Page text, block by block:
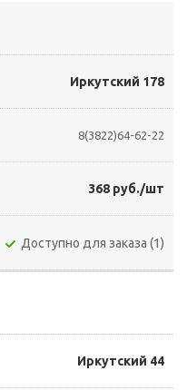
Иркутский 178
8(3822)64-62-22
368 руб./шт
Доступно для заказа (1)
Иркутский 44